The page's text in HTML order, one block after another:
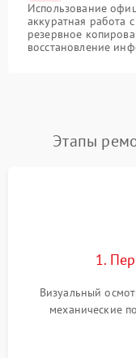
Использование
аккуратная работа
резервное
восстановление
Этапы
1.
Визуальный
механические
включение,
матрицы и затвора,